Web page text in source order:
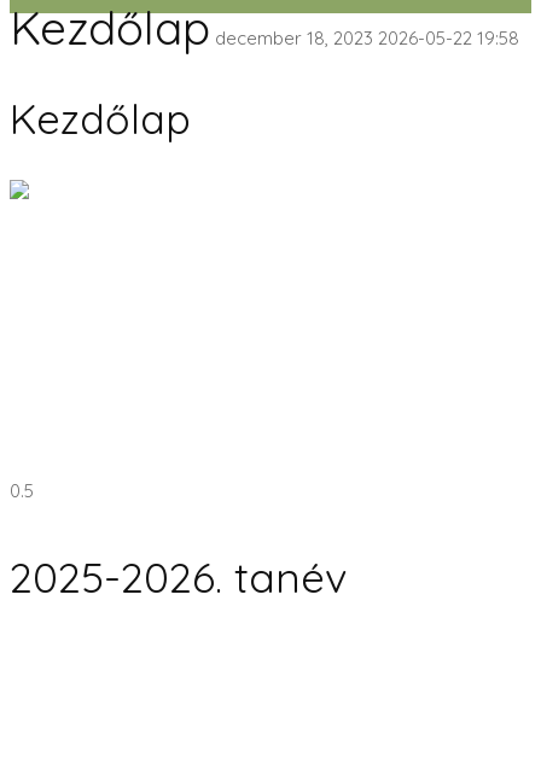
Kezdőlap december 18, 2023 2026-05-22 19:58
Kezdőlap
2025-2026. tanév